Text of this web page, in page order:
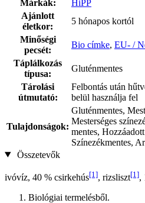
Márkák:
HiPP
Ajánlott
életkor:
5 hónapos kortól
Minőségi
pecsét:
Bio címke, EU- /
Táplálkozás
típusa:
Gluténmentes
Tárolási
útmutató:
Felbontás után
belül használja fel
Tulajdonságok:
Gluténmentes,
Mesterséges
mentes,
Színezékmentes,
Összetevők
ivóvíz, 40 % csirkehús[1], rizsliszt[1],
Biológiai termelésből.